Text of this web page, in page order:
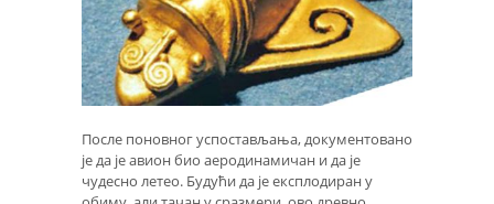
После поновног успостављања, документовано
је да је авион био аеродинамичан и да је
чудесно летео. Будући да је експлодиран у